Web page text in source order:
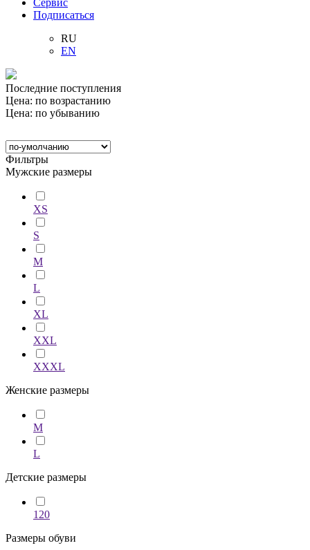
Сервис
Подписаться
RU
EN
Последние поступления
Цена: по возрастанию
Цена: по убыванию
Фильтры
Мужские размеры
XS
S
M
L
XL
XXL
XXXL
Женские размеры
M
L
Детские размеры
120
Размеры обуви